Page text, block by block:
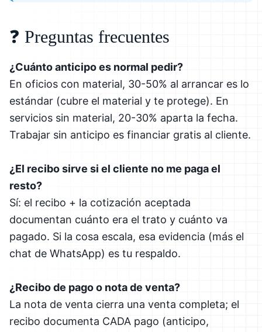
❓ Preguntas frecuentes
¿Cuánto anticipo es normal pedir?
En oficios con material, 30-50% al arrancar es lo
estándar (cubre el material y te protege). En
servicios sin material, 20-30% aparta la fecha.
Trabajar sin anticipo es financiar gratis al cliente.
¿El recibo sirve si el cliente no me paga el
resto?
Sí: el recibo + la cotización aceptada
documentan cuánto era el trato y cuánto va
pagado. Si la cosa escala, esa evidencia (más el
chat de WhatsApp) es tu respaldo.
¿Recibo de pago o nota de venta?
La nota de venta cierra una venta completa; el
recibo documenta CADA pago (anticipo,